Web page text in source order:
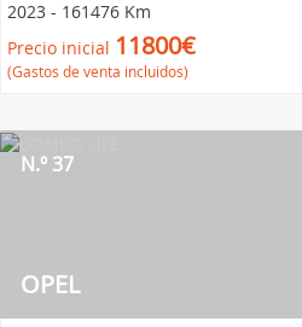
2023 - 161476 Km
Precio inicial 11800€
(Gastos de venta incluidos)
OPEL
N.º 37